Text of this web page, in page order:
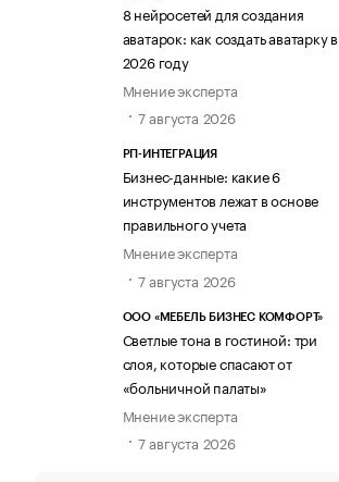
8 нейросетей для создания
аватарок: как создать аватарку в
2026 году
Мнение эксперта
7 августа 2026
РП-ИНТЕГРАЦИЯ
Бизнес-данные: какие 6
инструментов лежат в основе
правильного учета
Мнение эксперта
7 августа 2026
ООО «МЕБЕЛЬ БИЗНЕС КОМФОРТ»
Светлые тона в гостиной: три
слоя, которые спасают от
«больничной палаты»
Мнение эксперта
7 августа 2026